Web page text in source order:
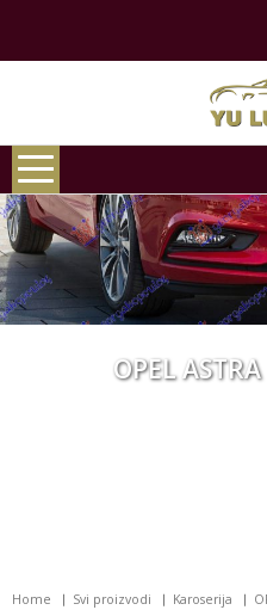
OPEL
Home Svi proizvodi Karoserija